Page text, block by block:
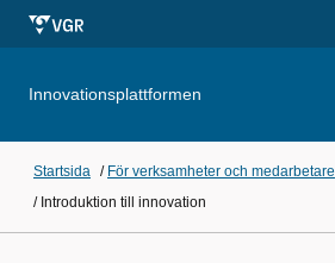
Innovationsplattformen
Startsida / För verksamheter och medarbetare
/ Introduktion till innovation